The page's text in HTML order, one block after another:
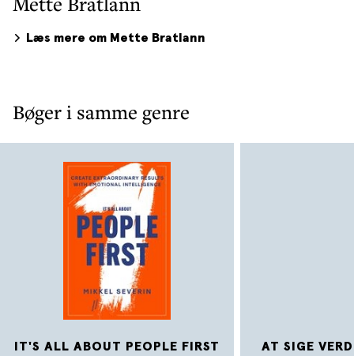
Læs mere om Mette Bratlann
Bøger i samme genre
IT'S ALL ABOUT PEOPLE FIRST AT SIGE